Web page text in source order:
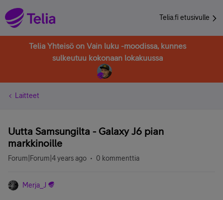
Telia.fi etusivulle
Telia Yhteisö on Vain luku -moodissa, kunnes
sulkeutuu kokonaan lokakuussa
Laitteet
Uutta Samsungilta - Galaxy J6 pian
markkinoille
Forum|Forum|4 years ago 0 kommenttia
Merja_J